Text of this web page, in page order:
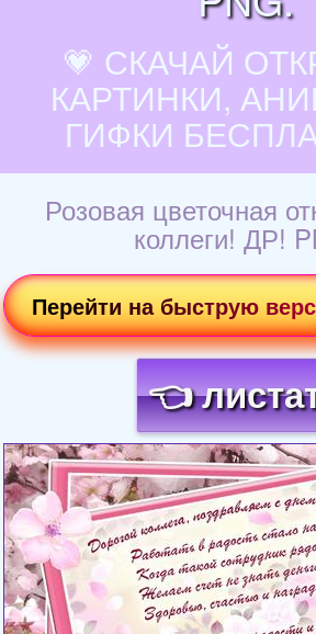
💗 СКАЧАЙ
КАРТИНКИ,
ГИФКИ
Розовая цветочная
коллеги! ДР!
Перейти на быструю
👈
Загрузка